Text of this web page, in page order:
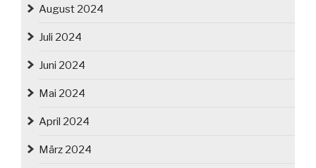
August 2024
Juli 2024
Juni 2024
Mai 2024
April 2024
März 2024